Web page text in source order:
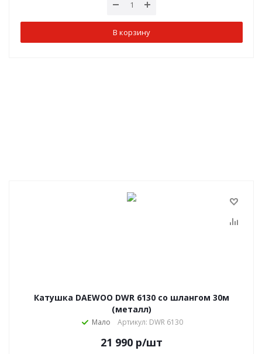
В корзину
Катушка DAEWOO DWR 6130 со шлангом 30м
(металл)
Мало Артикул: DWR 6130
21 990 р/шт